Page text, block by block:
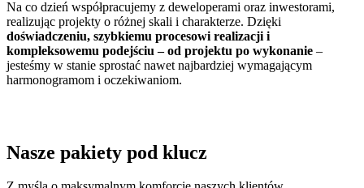
Na co dzień współpracujemy z deweloperami oraz inwestorami,
realizując projekty o różnej skali i charakterze. Dzięki
doświadczeniu, szybkiemu procesowi realizacji i
kompleksowemu podejściu – od projektu po wykonanie –
jesteśmy w stanie sprostać nawet najbardziej wymagającym
harmonogramom i oczekiwaniom.
Nasze pakiety pod klucz